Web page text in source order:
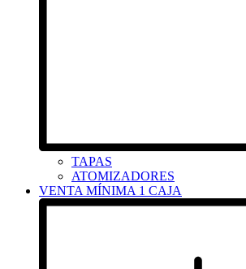
TAPAS
ATOMIZADORES
VENTA MÍNIMA 1 CAJA